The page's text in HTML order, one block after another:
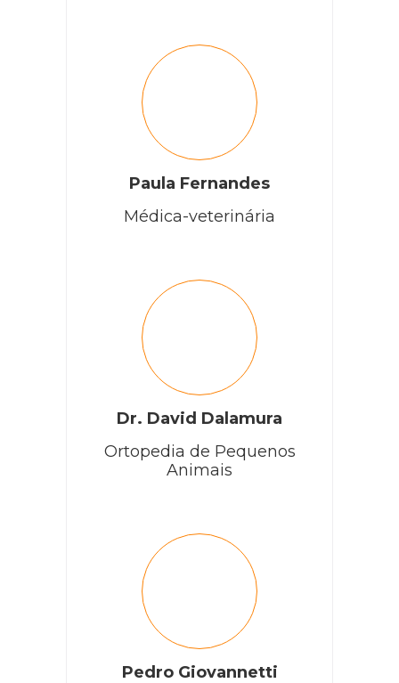
Paula Fernandes
Médica-veterinária
Dr. David Dalamura
Ortopedia de Pequenos
Animais
Pedro Giovannetti